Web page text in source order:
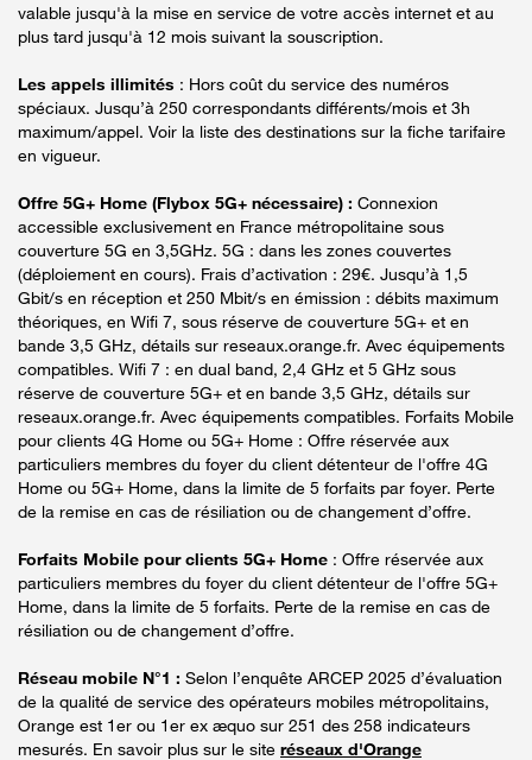
valable jusqu'à la mise en service de votre accès internet et au
plus tard jusqu'à 12 mois suivant la souscription.
Les appels illimités : Hors coût du service des numéros
spéciaux. Jusqu’à 250 correspondants différents/mois et 3h
maximum/appel. Voir la liste des destinations sur la fiche tarifaire
en vigueur.
Offre 5G+ Home (Flybox 5G+ nécessaire) : Connexion
accessible exclusivement en France métropolitaine sous
couverture 5G en 3,5GHz. 5G : dans les zones couvertes
(déploiement en cours). Frais d’activation : 29€. Jusqu’à 1,5
Gbit/s en réception et 250 Mbit/s en émission : débits maximum
théoriques, en Wifi 7, sous réserve de couverture 5G+ et en
bande 3,5 GHz, détails sur reseaux.orange.fr. Avec équipements
compatibles. Wifi 7 : en dual band, 2,4 GHz et 5 GHz sous
réserve de couverture 5G+ et en bande 3,5 GHz, détails sur
reseaux.orange.fr. Avec équipements compatibles. Forfaits Mobile
pour clients 4G Home ou 5G+ Home : Offre réservée aux
particuliers membres du foyer du client détenteur de l'offre 4G
Home ou 5G+ Home, dans la limite de 5 forfaits par foyer. Perte
de la remise en cas de résiliation ou de changement d’offre.
Forfaits Mobile pour clients 5G+ Home : Offre réservée aux
particuliers membres du foyer du client détenteur de l'offre 5G+
Home, dans la limite de 5 forfaits. Perte de la remise en cas de
résiliation ou de changement d’offre.
Réseau mobile N°1 : Selon l’enquête ARCEP 2025 d’évaluation
de la qualité de service des opérateurs mobiles métropolitains,
Orange est 1er ou 1er ex æquo sur 251 des 258 indicateurs
mesurés. En savoir plus sur le site réseaux d'Orange